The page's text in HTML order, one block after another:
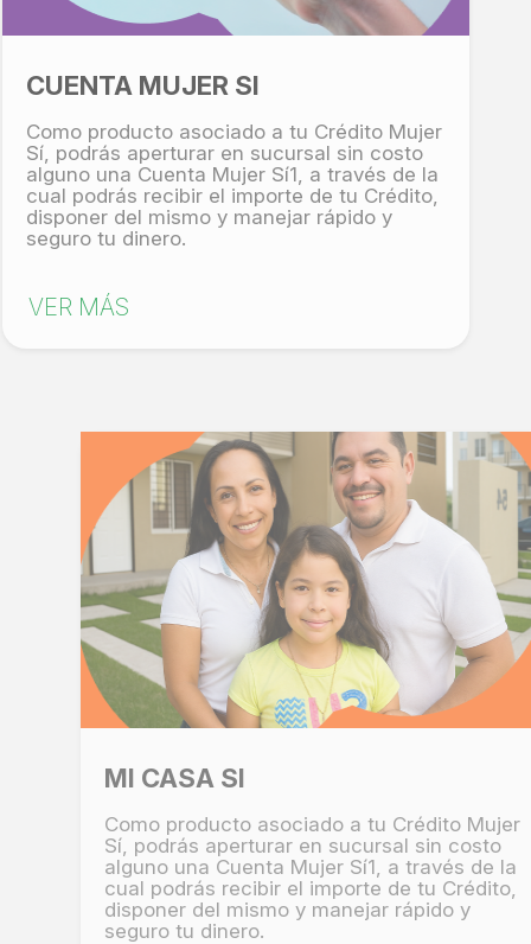
CUENTA MUJER SI
Como producto asociado a tu Crédito Mujer
Sí, podrás aperturar en sucursal sin costo
alguno una Cuenta Mujer Sí1, a través de la
cual podrás recibir el importe de tu Crédito,
disponer del mismo y manejar rápido y
seguro tu dinero.
VER MÁS
MI CASA SI
Como producto asociado a tu Crédito Mujer
Sí, podrás aperturar en sucursal sin costo
alguno una Cuenta Mujer Sí1, a través de la
cual podrás recibir el importe de tu Crédito,
disponer del mismo y manejar rápido y
seguro tu dinero.